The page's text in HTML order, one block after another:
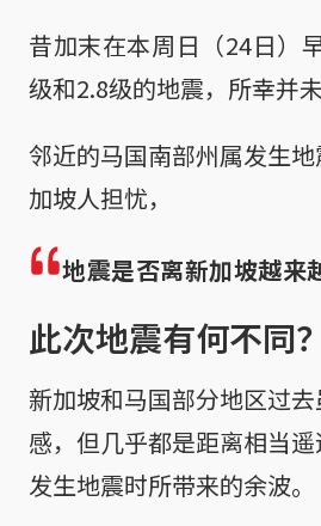
昔加末在本周日（24日）
级和2.8级的地震，所幸并
邻近的马国南部州属发生
加坡人担忧，
地震是否离新加坡越来
此次地震有何不同？
新加坡和马国部分地区过
感，但几乎都是距离相当
发生地震时所带来的余波。